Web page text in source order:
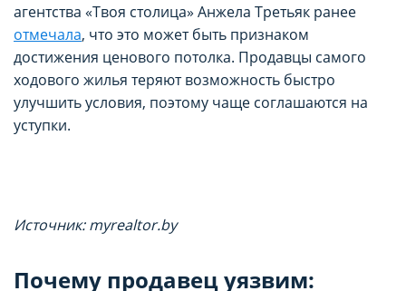
агентства «Твоя столица» Анжела Третьяк ранее
отмечала, что это может быть признаком
достижения ценового потолка. Продавцы самого
ходового жилья теряют возможность быстро
улучшить условия, поэтому чаще соглашаются на
уступки.
Источник: myrealtor.by
Почему продавец уязвим: